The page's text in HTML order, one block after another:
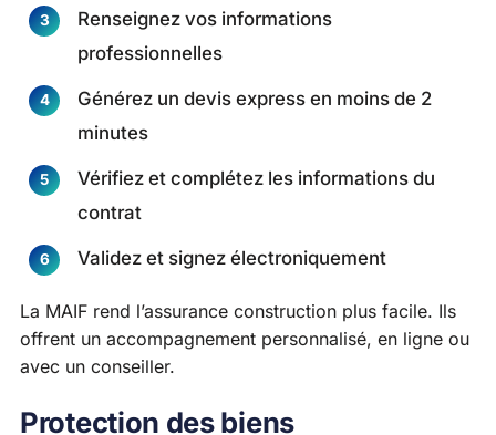
Renseignez vos informations
professionnelles
Générez un devis express en moins de 2
minutes
Vérifiez et complétez les informations du
contrat
Validez et signez électroniquement
La MAIF rend l’assurance construction plus facile. Ils
offrent un accompagnement personnalisé, en ligne ou
avec un conseiller.
Protection des biens